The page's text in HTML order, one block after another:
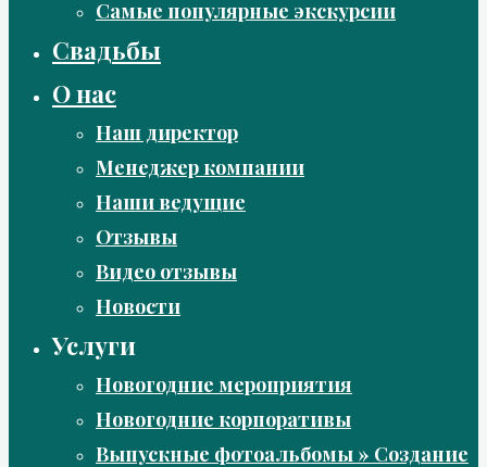
Самые популярные экскурсии
Свадьбы
О нас
Наш директор
Менеджер компании
Наши ведущие
Отзывы
Видео отзывы
Новости
Услуги
Новогодние мероприятия
Новогодние корпоративы
Выпускные фотоальбомы » Создание